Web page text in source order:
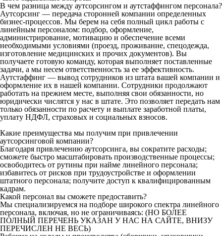
В чем разница между аутсорсингом и аутстаффингом персонала?
Аутсорсинг — передача сторонней компании определенных
бизнес-процессов. Мы берем на себя полный цикл работы с
линейным персоналом: подбор, оформление,
администрирование, мотивацию и обеспечение всеми
необходимыми условиями (проезд, проживание, спецодежда,
изготовление медицинских и прочих документов). Вы
получаете готовую команду, которая выполняет поставленные
задачи, а мы несем ответственность за ее эффективность.
Аутстаффинг — вывод сотрудников из штата вашей компании и
оформление их в нашей компании. Сотрудники продолжают
работать на прежнем месте, выполняя свои обязанности, но
юридически числятся у нас в штате. Это позволяет передать нам
только обязанности по расчету и выплате заработной платы,
уплату НДФЛ, страховых и социальных взносов.
Какие преимущества мы получим при привлечении
аутсорсинговой компании?
Благодаря привлечению аутсорсинга, вы сократите расходы;
сможете быстро масштабировать производственные процессы;
освободитесь от рутины при найме линейного персонала;
избавитесь от рисков при трудоустройстве и оформлении
штатного персонала; получите доступ к квалифицированным
кадрам.
Какой персонал вы сможете предоставить?
Мы специализируемся на подборе широкого спектра линейного
персонала, включая, но не ограничиваясь: (НО БОЛЕЕ
ПОЛНЫЙ ПЕРЕЧЕНЬ УКАЗАН У НАС НА САЙТЕ, ВНИЗУ
ПЕРЕЧИСЛЕН НЕ ВЕСЬ)